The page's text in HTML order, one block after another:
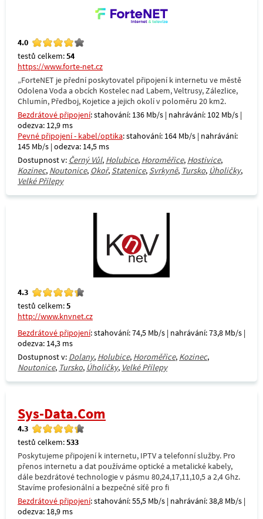
4.0
testů celkem:54
https://www.forte-net.cz
„ForteNET je přední poskytovatel připojení k internetu ve městě
Odolena Voda a obcích Kostelec nad Labem, Veltrusy, Zálezlice,
Chlumín, Předboj, Kojetice a jejich okolí v poloměru 20 km2.
Bezdrátové připojení: stahování: 136 Mb/s | nahrávání: 102 Mb/s |
odezva: 12,9 ms
Pevné připojení - kabel/optika: stahování: 164 Mb/s | nahrávání:
145 Mb/s | odezva: 14,5 ms
Dostupnost v: Černý Vůl, Holubice, Horoměřice, Hostivice,
Kozinec, Noutonice, Okoř, Statenice, Svrkyně, Tursko, Úholičky,
Velké Přílepy
4.3
testů celkem:5
http://www.knvnet.cz
Bezdrátové připojení: stahování: 74,5 Mb/s | nahrávání: 73,8 Mb/s |
odezva: 14,3 ms
Dostupnost v: Dolany, Holubice, Horoměřice, Kozinec,
Noutonice, Tursko, Úholičky, Velké Přílepy
Sys-Data.Com
4.3
testů celkem:533
Poskytujeme připojení k internetu, IPTV a telefonní služby. Pro
přenos internetu a dat používáme optické a metalické kabely,
dále bezdrátové technologie v pásmu 80,24,17,11,10,5 a 2,4 Ghz.
Stavíme profesionální a bezpečné síťě pro fi
Bezdrátové připojení: stahování: 55,5 Mb/s | nahrávání: 38,8 Mb/s |
odezva: 18,9 ms